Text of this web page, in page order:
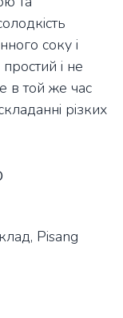
соку і
і не
в той же час
різких
Pisang